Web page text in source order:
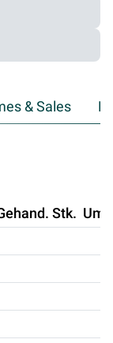
& Sales
Stk.